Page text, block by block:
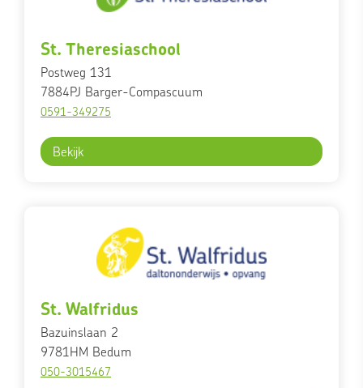
St. Theresiaschool
Postweg 131
7884PJ Barger-Compascuum
0591-349275
Bekijk
St. Walfridus
Bazuinslaan 2
9781HM Bedum
050-3015467